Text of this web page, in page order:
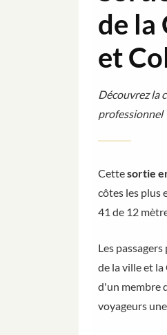
de la
et
Découvrez la
professionnel
Cettesortie
côtes les plus
41 de 12
Les
de la ville et
d'un membre
voyageurs